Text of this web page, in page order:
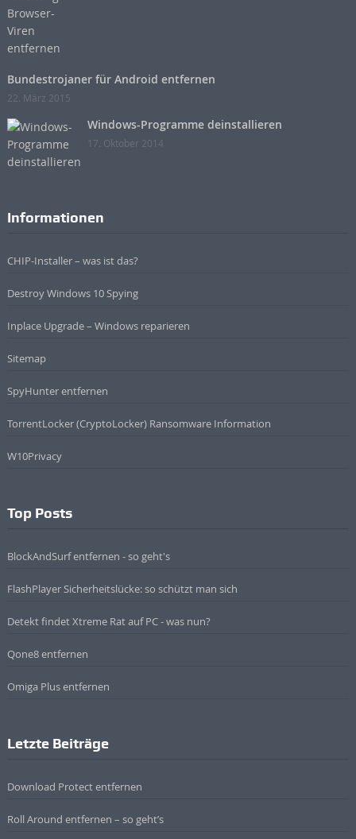
Bundestrojaner für Android entfernen
22. März 2015
Windows-Programme deinstallieren
17. Oktober 2014
Informationen
CHIP-Installer – was ist das?
Destroy Windows 10 Spying
Inplace Upgrade – Windows reparieren
Sitemap
SpyHunter entfernen
TorrentLocker (CryptoLocker) Ransomware Information
W10Privacy
Top Posts
BlockAndSurf entfernen - so geht's
FlashPlayer Sicherheitslücke: so schützt man sich
Detekt findet Xtreme Rat auf PC - was nun?
Qone8 entfernen
Omiga Plus entfernen
Letzte Beiträge
Download Protect entfernen
Roll Around entfernen – so geht’s